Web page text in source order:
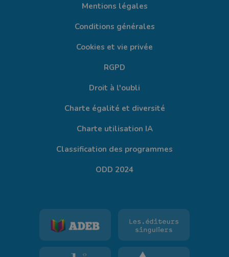
Mentions légales
Conditions générales
Cookies et vie privée
RGPD
Droit à l'oubli
Charte égalité et diversité
Charte utilisation IA
Classification des programmes
ODD 2024